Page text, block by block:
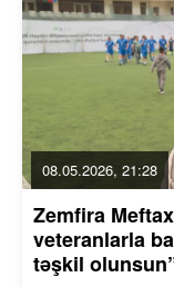
08.05.2026, 21:28
Zemfira
veteranlarla
təşkil